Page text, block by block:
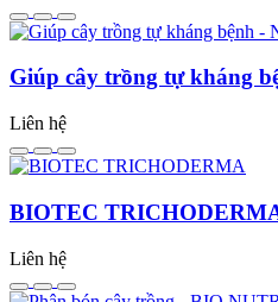
Giúp cây trồng tự kháng
Liên hệ
BIOTEC
Liên hệ